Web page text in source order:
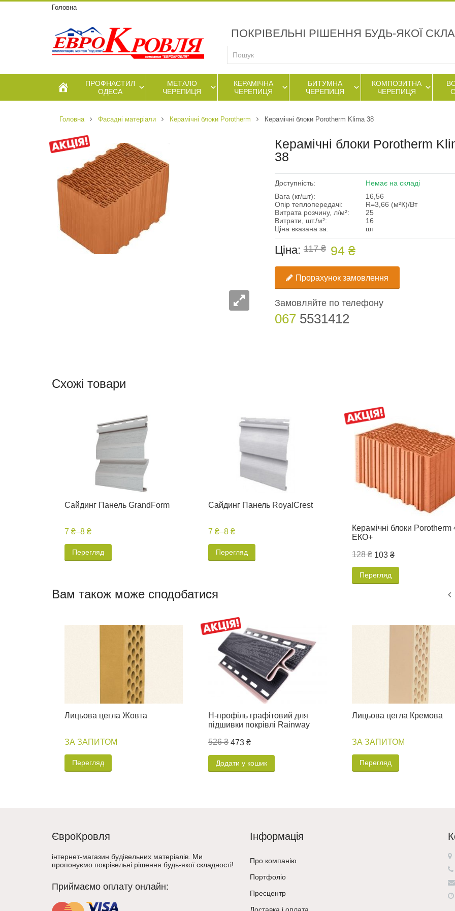
Головна
ПОКРІВЕЛЬНІ РІШЕННЯ БУДЬ-ЯКОЇ
ПРОФНАСТИЛ
ОДЕСА
МЕТАЛО
ЧЕРЕПИЦЯ
КЕРАМІЧНА
ЧЕРЕПИЦЯ
БИТУМНА
ЧЕРЕПИЦЯ
КОМПОЗИТНА
ЧЕРЕПИЦЯ
Головна Фасадні матеріали Керамічні блоки Porotherm Керамічні блоки Porotherm Klima 38
Керамічні блоки Porotherm
38
Доступність:
Немає на складі
Вага (кг/шт):
16,56
Опір теплопередачі:
R=3,66 (м²К)/Вт
Витрата розчину, л/м²:
25
Витрати, шт./м²:
16
Ціна вказана за:
шт
Ціна:117 ₴ 94 ₴
Прорахунок замовлення
Замовляйте по телефону
067 5531412
Схожі товари
Сайдинг Панель GrandForm
7 ₴–8 ₴
Перегляд
Сайдинг Панель RoyalCrest
7 ₴–8 ₴
Перегляд
Керамічні блоки Porotherm
ЕКО+
128 ₴ 103 ₴
Перегляд
Вам також може сподобатися
Лицьова цегла Жовта
ЗА ЗАПИТОМ
Перегляд
H-профіль графітовий для
підшивки покрівлі Rainway
526 ₴ 473 ₴
Додати у кошик
Лицьова цегла Кремова
ЗА ЗАПИТОМ
Перегляд
ЄвроКровля
інтернет-магазин будівельних матеріалів. Ми
пропонуємо покрівельні рішення будь-якої складності!
Приймаємо оплату онлайн:
Інформація
Про компанію
Портфоліо
Пресцентр
Доставка і оплата